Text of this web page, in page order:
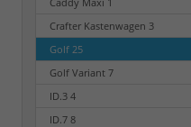
Crafter Kastenwagen 3
Golf 25
Golf Variant 7
ID.3 4
ID.7 8